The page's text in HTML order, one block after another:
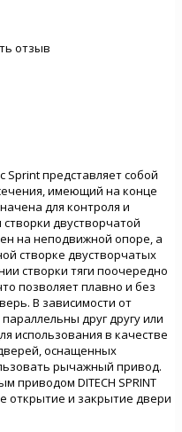
отзыв
Sprint представляет собой
имеющий на конце
для контроля и
двустворчатой
на неподвижной опоре, а
створке двустворчатых
створки тяги поочередно
позволяет плавно и без
В зависимости от
друг другу или
использования в качестве
оснащенных
рычажный привод.
приводом DITECH SPRINT
открытие и закрытие двери